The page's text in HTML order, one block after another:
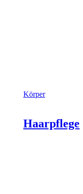
Körper
Haarpflege